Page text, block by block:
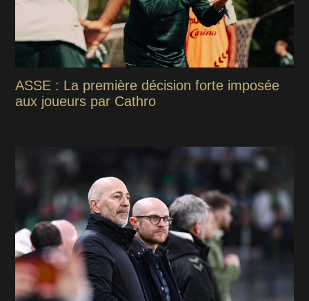
ASSE : La première décision forte imposée
aux joueurs par Cathro